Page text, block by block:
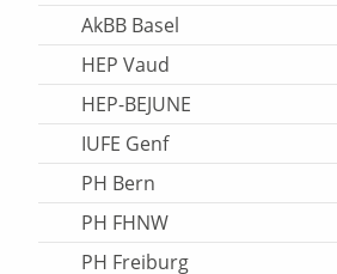
AkBB Basel
HEP Vaud
HEP-BEJUNE
IUFE Genf
PH Bern
PH FHNW
PH Freiburg